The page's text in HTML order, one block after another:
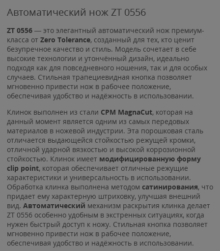
Автоматический нож ZT 0556
ZT 0556 — это элегантный автоматический нож премиум-
класса от Zero Tolerance, созданный для тех, кто ценит
безупречное качество и стиль. Модель сочетает в себе
высокие технологии и утончённый дизайн, идеально
подходя как для повседневного ношения, так и для особых
случаев. Стильная трапециевидная кнопка позволяет
мгновенно привести нож в рабочее положение,
обеспечивая удобство и надёжность в использовании.
Клинок выполнен из стали CPM MagnaCut, которая на
данный момент является одним из самых передовых
материалов в ножевой индустрии. Эта порошковая сталь
отличается выдающейся стойкостью режущей кромки,
отличной ударной вязкостью и высокой коррозионной
стойкостью. Клинок имеет модифицированную форму
clip point, которая обеспечивает отличные режущие
характеристики и универсальность в использовании.
Обработка клинка выполнена методом сатинирования, что
придает ему характерную штриховку, улучшая внешний
вид. Автоматический механизм раскрытия клинка делает
ZT 0556 особенно удобным в экстренных ситуациях, когда
нужен быстрый доступ к ножу. Стильная кнопка позволяет
мгновенно привести нож в рабочее положение,
обеспечивая удобство и надёжность в использовании.